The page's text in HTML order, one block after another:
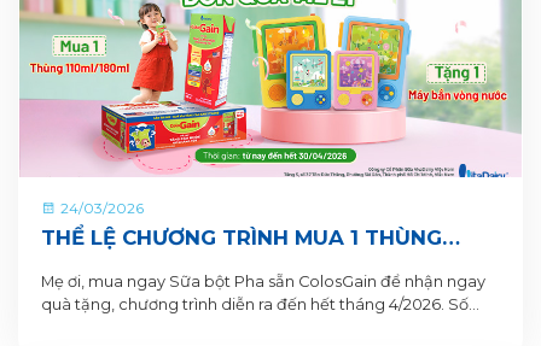
24/03/2026
THỂ LỆ CHƯƠNG TRÌNH MUA 1 THÙNG
TẶNG 1 QUÀ TỪ COLOSGAIN
Mẹ ơi, mua ngay Sữa bột Pha sẵn ColosGain để nhận ngay
quà tặng, chương trình diễn ra đến hết tháng 4/2026. Số